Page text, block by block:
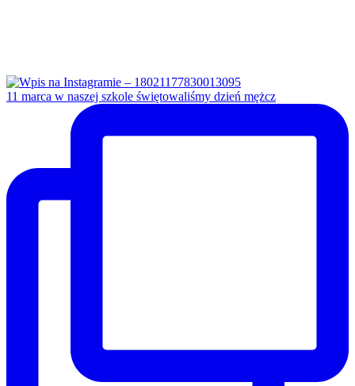
11 marca w naszej szkole świętowaliśmy dzień mężcz